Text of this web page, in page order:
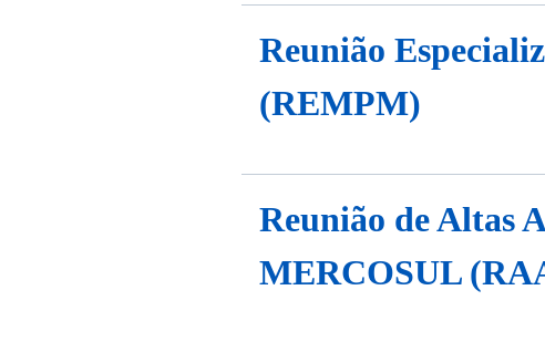
Reunião
(REMPM)
Reunião de Altas
MERCOSUL